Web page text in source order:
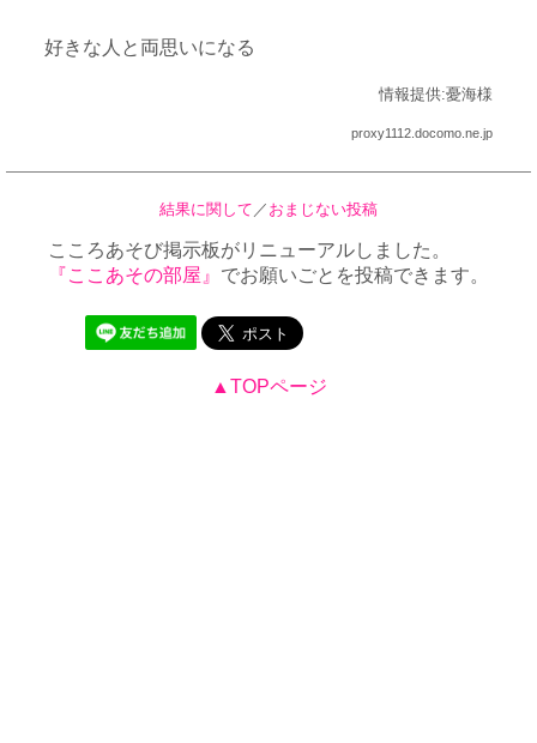
好きな人と両思いになる
情報提供:憂海様
proxy1112.docomo.ne.jp
結果に関して ／ おまじない投稿
こころあそび掲示板がリニューアルしました。
『ここあその部屋』 でお願いごとを投稿できます。
▲TOPページ